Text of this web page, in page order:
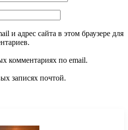
и адрес сайта в этом браузере для
комментариях по email.
записях почтой.